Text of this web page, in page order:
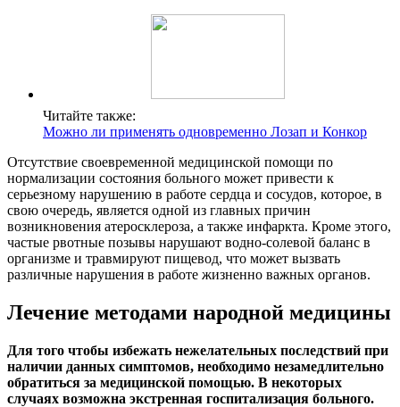
Читайте также:
Можно ли применять одновременно Лозап и Конкор
Отсутствие своевременной медицинской помощи по
нормализации состояния больного может привести к
серьезному нарушению в работе сердца и сосудов, которое, в
свою очередь, является одной из главных причин
возникновения атеросклероза, а также инфаркта. Кроме этого,
частые рвотные позывы нарушают водно-солевой баланс в
организме и травмируют пищевод, что может вызвать
различные нарушения в работе жизненно важных органов.
Лечение методами народной медицины
Для того чтобы избежать нежелательных последствий при
наличии данных симптомов, необходимо незамедлительно
обратиться за медицинской помощью. В некоторых
случаях возможна экстренная госпитализация больного.